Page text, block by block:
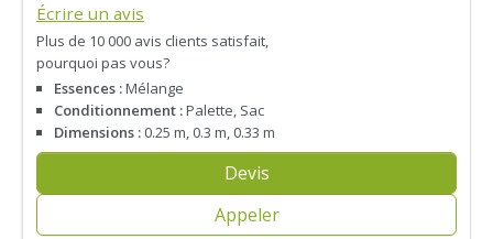
Écrire un avis
Plus de 10 000 avis clients satisfait,
pourquoi pas vous?
Essences :Mélange
Conditionnement :Palette, Sac
Dimensions : 0.25 m, 0.3 m, 0.33 m
Devis
Appeler